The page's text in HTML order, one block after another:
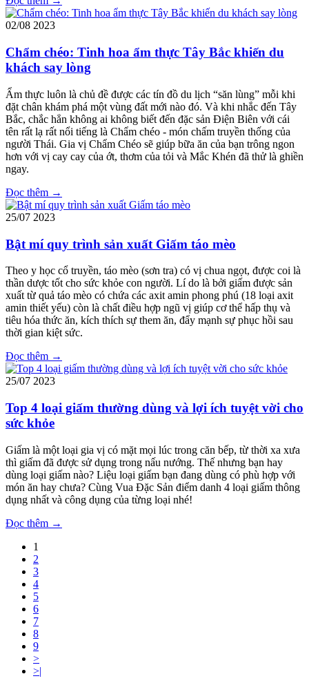
02/08 2023
Chẩm chéo: Tinh hoa ẩm thực Tây Bắc khiến du
khách say lòng
Ẩm thực luôn là chủ đề được các tín đồ du lịch “săn lùng” mỗi khi
đặt chân khám phá một vùng đất mới nào đó. Và khi nhắc đến Tây
Bắc, chắc hẳn không ai không biết đến đặc sản Điện Biên với cái
tên rất lạ rất nổi tiếng là Chẩm chéo - món chấm truyền thống của
người Thái. Gia vị Chẩm Chéo sẽ giúp bữa ăn của bạn trông ngon
hơn với vị cay cay của ớt, thơm của tỏi và Mắc Khén đã thử là ghiền
ngay.
Đọc thêm →
25/07 2023
Bật mí quy trình sản xuất Giấm táo mèo
Theo y học cổ truyền, táo mèo (sơn tra) có vị chua ngọt, được coi là
thần dược tốt cho sức khỏe con người. Lí do là bởi giấm được sản
xuất từ quả táo mèo có chứa các axit amin phong phú (18 loại axit
amin thiết yếu) còn là chất điều hợp ngũ vị giúp cơ thể hấp thụ và
tiêu hóa thức ăn, kích thích sự them ăn, đẩy mạnh sự phục hồi sau
thời gian kiệt sức.
Đọc thêm →
25/07 2023
Top 4 loại giấm thường dùng và lợi ích tuyệt vời cho
sức khỏe
Giấm là một loại gia vị có mặt mọi lúc trong căn bếp, từ thời xa xưa
thì giấm đã được sử dụng trong nấu nướng. Thế nhưng bạn hay
dùng loại giấm nào? Liệu loại giấm bạn đang dùng có phù hợp với
món ăn hay chưa? Cùng Vua Đặc Sản điểm danh 4 loại giấm thông
dụng nhất và công dụng của từng loại nhé!
Đọc thêm →
1
2
3
4
5
6
7
8
9
>
>|